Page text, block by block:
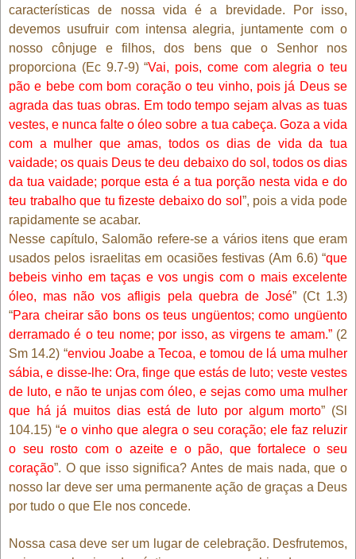
características de nossa vida é a brevidade. Por isso,
devemos usufruir com intensa alegria, juntamente com o
nosso cônjuge e filhos, dos bens que o Senhor nos
proporciona (Ec 9.7-9) “Vai, pois, come com alegria o teu
pão e bebe com bom coração o teu vinho, pois já Deus se
agrada das tuas obras. Em todo tempo sejam alvas as tuas
vestes, e nunca falte o óleo sobre a tua cabeça. Goza a vida
com a mulher que amas, todos os dias de vida da tua
vaidade; os quais Deus te deu debaixo do sol, todos os dias
da tua vaidade; porque esta é a tua porção nesta vida e do
teu trabalho que tu fizeste debaixo do sol ”, pois a vida pode
rapidamente se acabar.
Nesse capítulo, Salomão refere-se a vários itens que eram
usados pelos israelitas em ocasiões festivas (Am 6.6) “que
bebeis vinho em taças e vos ungis com o mais excelente
óleo, mas não vos afligis pela quebra de José” (Ct 1.3)
“Para cheirar são bons os teus ungüentos; como ungüento
derramado é o teu nome; por isso, as virgens te amam.” (2
Sm 14.2) “enviou Joabe a Tecoa, e tomou de lá uma mulher
sábia, e disse-lhe: Ora, finge que estás de luto; veste vestes
de luto, e não te unjas com óleo, e sejas como uma mulher
que há já muitos dias está de luto por algum morto” (Sl
104.15) “e o vinho que alegra o seu coração; ele faz reluzir
o seu rosto com o azeite e o pão, que fortalece o seu
coração”. O que isso significa? Antes de mais nada, que o
nosso lar deve ser uma permanente ação de graças a Deus
por tudo o que Ele nos concede.
Nossa casa deve ser um lugar de celebração. Desfrutemos,